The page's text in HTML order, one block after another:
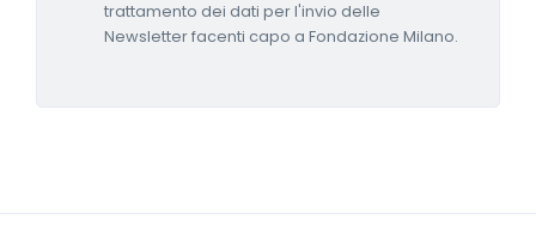
trattamento dei dati per l'invio delle
Newsletter facenti capo a Fondazione Milano.